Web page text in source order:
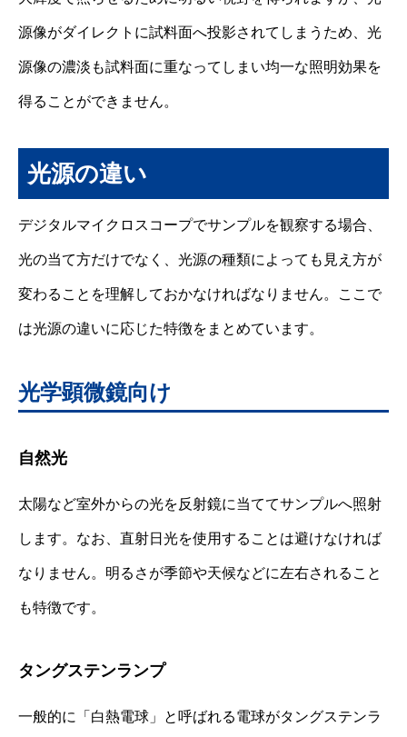
源像がダイレクトに試料面へ投影されてしまうため、光
源像の濃淡も試料面に重なってしまい均一な照明効果を
得ることができません。
光源の違い
デジタルマイクロスコープでサンプルを観察する場合、
光の当て方だけでなく、光源の種類によっても見え方が
変わることを理解しておかなければなりません。ここで
は光源の違いに応じた特徴をまとめています。
光学顕微鏡向け
自然光
太陽など室外からの光を反射鏡に当ててサンプルへ照射
します。なお、直射日光を使用することは避けなければ
なりません。明るさが季節や天候などに左右されること
も特徴です。
タングステンランプ
一般的に「白熱電球」と呼ばれる電球がタングステンラ